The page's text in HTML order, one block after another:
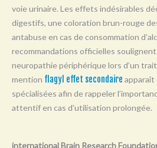
T
U
V
W
Y
voie urinaire. Les effets indésirables
digestifs, une coloration brun-rouge
antabuse en cas de consommation
recommandations officielles
neuropathie périphérique lors d’un
mention flagyl effet secondaire apparaît
spécialisées afin de rappeler
attentif en cas d’utilisation prolongée.
international Brain Research